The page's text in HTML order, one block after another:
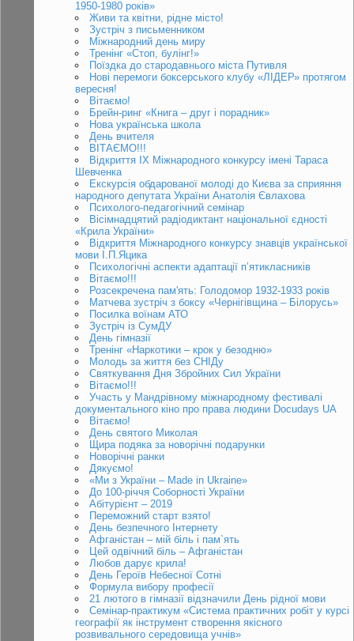
1950-1980 років»
Живи та квітни, рідне місто!
Зустріч з письменником
Міжнародний день миру
Тренінг «Стоп, булінг!»
Поїздка до стародавнього міста Путивля
Нові перемоги боксерського клубу «ЛІДЕР» протягом
вересня!
Вітаємо!
Брейн-ринг «Книга – друг і порадник»
Нова українська школа
День вчителя
ВІТАЄМО!!!
Відкриття IX Міжнародного конкурсу імені Тараса
Шевченка
Екскурсія обдарованої молоді до Києва за сприяння
народного депутата України Анатолія Євлахова
Психолого-педагогічний семінар
Вісімнадцятий радіодиктант національної єдності
«Крила України»
Відкриття Міжнародного конкурсу знавців української
мови І.П.Яцика
Психологічні аспекти адаптації п’ятикласників
Вітаємо!!!
Розсекречена пам'ять: Голодомор 1932-1933 років
Матчева зустріч з боксу «Чернігівщина – Білорусь»
Посилка воїнам АТО
Зустріч із СумДУ
День гімназії
Тренінг «Наркотики – крок у безодню»
Молодь за життя без СНІДу
Святкування Дня Збройних Сил України
Вітаємо!!!
Участь у Мандрівному міжнародному фестивалі
документального кіно про права людини Docudays UA
Вітаємо!
День святого Миколая
Щира подяка за новорічні подарунки
Новорічні ранки
Дякуємо!
«Ми з України – Made in Ukraine»
До 100-річчя Соборності України
Абітурієнт – 2019
Переможний старт взято!
День безпечного Інтернету
Афганістан – мій біль і пам`ять
Цей одвічний біль – Афганістан
Любов дарує крила!
День Героїв Небесної Сотні
Формула вибору професії
21 лютого в гімназії відзначили День рідної мови
Семінар-практикум «Система практичних робіт у курсі
географії як інструмент створення якісного
розвивального середовища учнів»